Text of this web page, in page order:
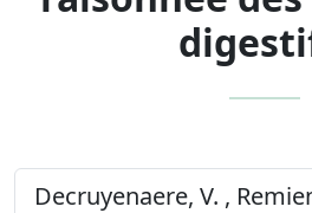
Decruyenaere, V. ,